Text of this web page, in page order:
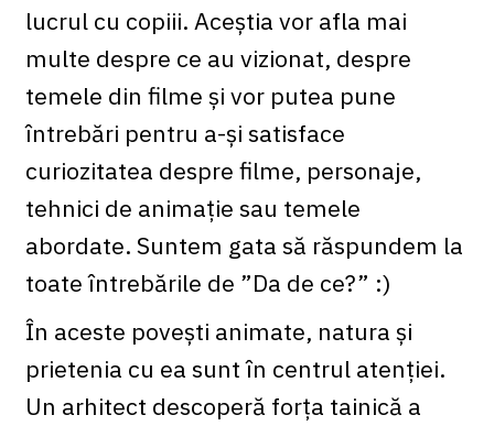
lucrul cu copiii. Aceștia vor afla mai
multe despre ce au vizionat, despre
temele din filme și vor putea pune
întrebări pentru a-și satisface
curiozitatea despre filme, personaje,
tehnici de animație sau temele
abordate. Suntem gata să răspundem la
toate întrebările de ”Da de ce?” :)
În aceste povești animate, natura și
prietenia cu ea sunt în centrul atenției.
Un arhitect descoperă forța tainică a